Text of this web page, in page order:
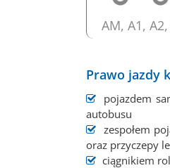
AM, A1,
Prawo jazdy
pojazdem
autobusu
zespołem
oraz przyczepy
ciągnikiem